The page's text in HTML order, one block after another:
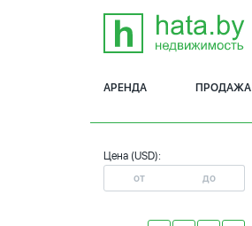
АРЕНДА ПРОДАЖА
Цена (USD):